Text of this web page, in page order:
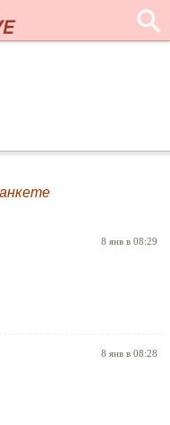
8 янв в 08:29
8 янв в 08:28